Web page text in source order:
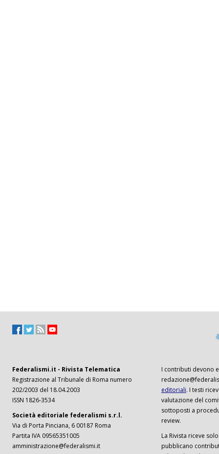
Federalismi.it - Rivista Telematica
Registrazione al Tribunale di Roma numero
202/2003 del 18.04.2003
ISSN 1826-3534
Società editoriale federalismi s.r.l.
Via di Porta Pinciana, 6 00187 Roma
Partita IVA 09565351005
amministrazione@federalismi.it
I contributi devono
editoriali. I testi
valutazione del
sottoposti a
review.
La Rivista riceve
pubblicano